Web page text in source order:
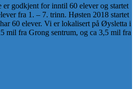
er godkjent for inntil 60 elever og startet
fra 1. – 7. trinn. Høsten 2018 startet
60 elever. Vi er lokalisert på Øysletta i
mil fra Grong sentrum, og ca 3,5 mil fra